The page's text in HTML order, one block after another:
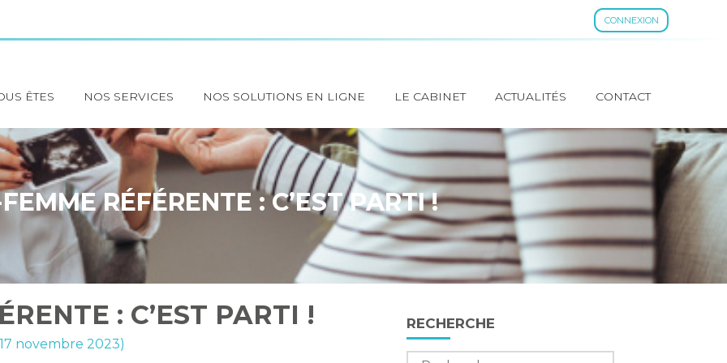
CONNEXION
ÊTES NOS SERVICES NOS SOLUTIONS EN LIGNE LE CABINET ACTUALITÉS CONTACT
RÉFÉRENTE : C’EST PARTI !
: C’EST PARTI !
novembre 2023)
Blog
sidebar
RECHERCHE
Rechercher :